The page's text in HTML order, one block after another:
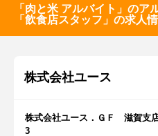
「肉と米 アルバイト」のア
「飲食店スタッフ」の求人
株式会社ユース
株式会社ユース．ＧＦ 滋賀支
3